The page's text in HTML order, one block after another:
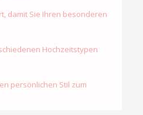
damit Sie Ihren besonderen
Hochzeitstypen
persönlichen Stil zum